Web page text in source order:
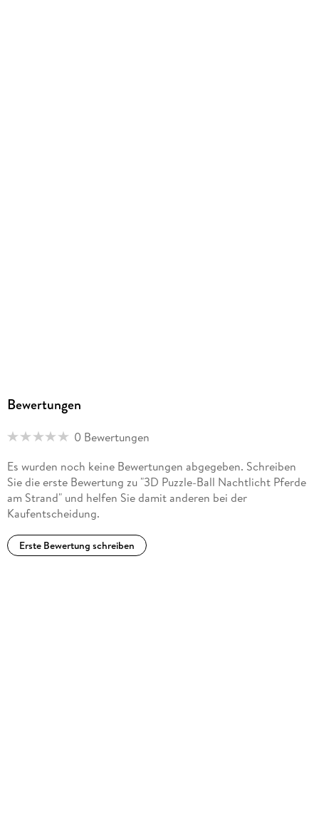
Bewertungen
0 Bewertungen
Es wurden noch keine Bewertungen abgegeben. Schreiben
Sie die erste Bewertung zu "3D Puzzle-Ball Nachtlicht Pferde
am Strand" und helfen Sie damit anderen bei der
Kaufentscheidung.
Erste Bewertung schreiben